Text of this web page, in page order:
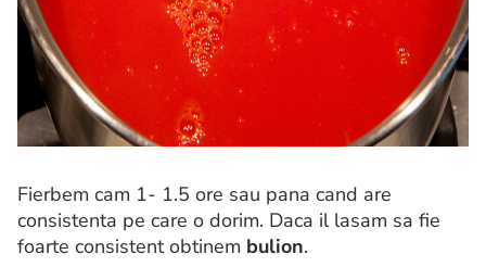
Fierbem cam 1- 1.5 ore sau pana cand are
consistenta pe care o dorim. Daca il lasam sa fie
foarte consistent obtinem bulion.